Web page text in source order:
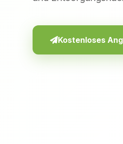
Kostenloses